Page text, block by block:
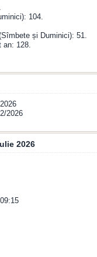
104.
și Duminici): 51.
an: 128.
2026
2026